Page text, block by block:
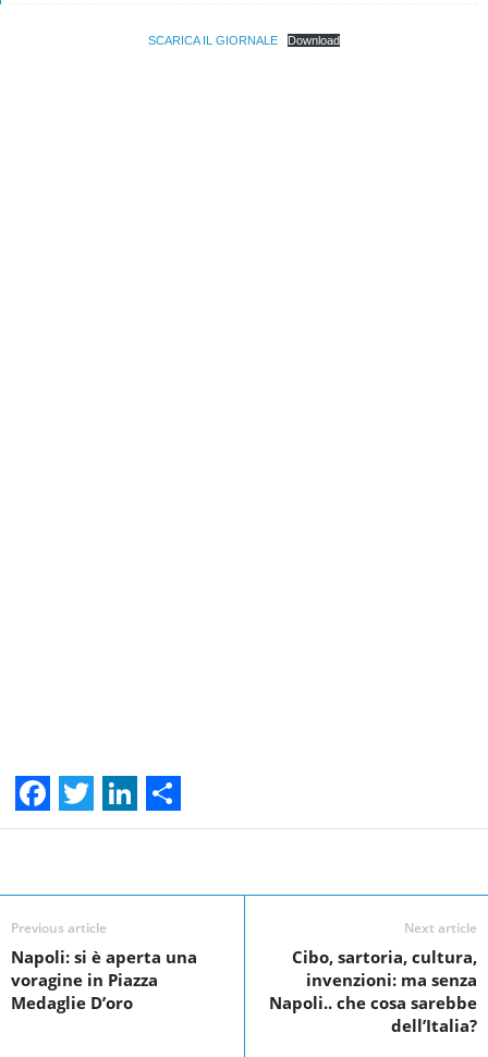
SCARICA IL GIORNALE Download
F
c
e
b
o
T
i
t
t
e
L
n
k
e
d
S
a
e
Previous article
Napoli: si è aperta una
voragine in Piazza
Medaglie D’oro
Next article
Cibo, sartoria, cultura,
invenzioni: ma senza
Napoli.. che cosa sarebbe
dell’Italia?